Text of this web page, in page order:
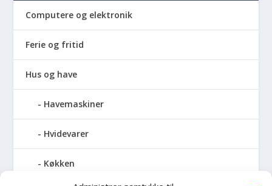
Computere og elektronik
Ferie og fritid
Hus og have
Havemaskiner
Hvidevarer
Køkken